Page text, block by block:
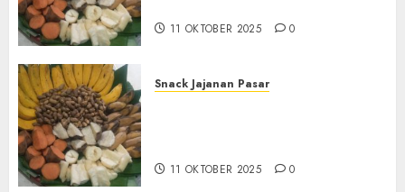
11 OKTOBER 2025 0
Snack Jajanan Pasar
11 OKTOBER 2025 0